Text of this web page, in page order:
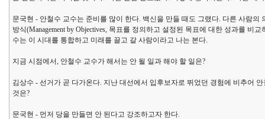
문국현 - 안철수 교수는 준비를 많이 한다. 백신을 만들 때도 그랬다. 다른 사람
방식(Management by Objectives, 목표를 정의하고 설정된 목표에 대한 성과를
수는 이 시대를 통합하고 미래를 끌고 갈 사람이라고 나는 본다.
지금 시점에서, 안철수 교수가 해서는 안 될 일과 해야 할 일은?
김상수 - 선거가 곧 다가온다. 지난 대선에서 입후보자로 뛰었던 경험에 비추어
것은?
문국현 - 먼저 당을 만들면 안 된다고 강조하고자 한다.